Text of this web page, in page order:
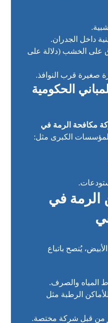
داخل الجدران.
على الخشب (دلالة على
صغيرة قرب النوافذ.
الحكومية
مكافحة الرمة في
الكبرى مثل:
الرمة في
يُنصح باتباع
المياه والصرف.
الرطبة مثل
من قبل شركة مختصة.